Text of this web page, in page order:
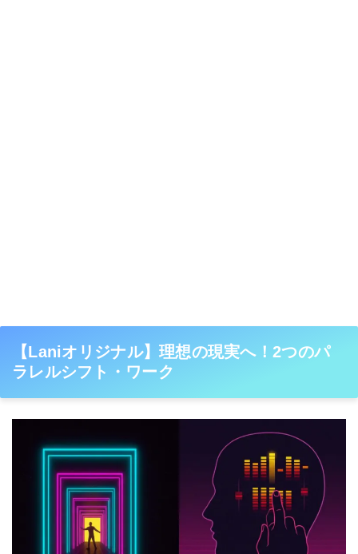
【Laniオリジナル】理想の現実へ！2つのパ
ラレルシフト・ワーク